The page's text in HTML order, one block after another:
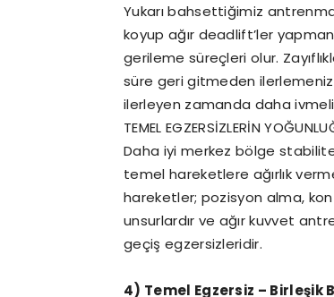
Yukarı bahsettiğimiz
koyup ağır deadlift’ler
gerileme süreçleri olur.
süre geri gitmeden
ilerleyen zamanda daha
TEMEL EGZERSİZLERİN
Daha iyi merkez bölge
temel hareketlere ağırlık
hareketler; pozisyon alma,
unsurlardır ve ağır kuvvet
geçiş egzersizleridir.
4) Temel Egzersiz – Birleşik